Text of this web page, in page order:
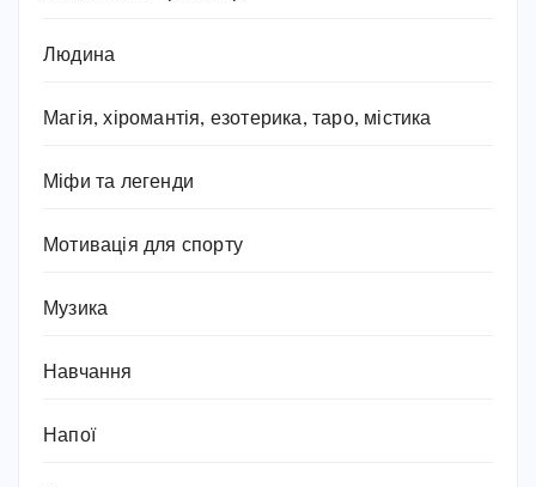
Людина
Магія, хіромантія, езотерика, таро, містика
Міфи та легенди
Мотивація для спорту
Музика
Навчання
Напої